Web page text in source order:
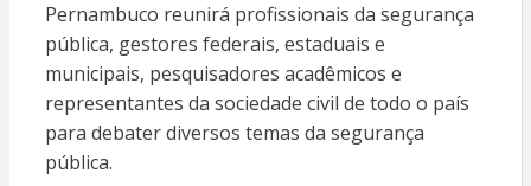
Pernambuco reunirá profissionais da segurança
pública, gestores federais, estaduais e
municipais, pesquisadores acadêmicos e
representantes da sociedade civil de todo o país
para debater diversos temas da segurança
pública.